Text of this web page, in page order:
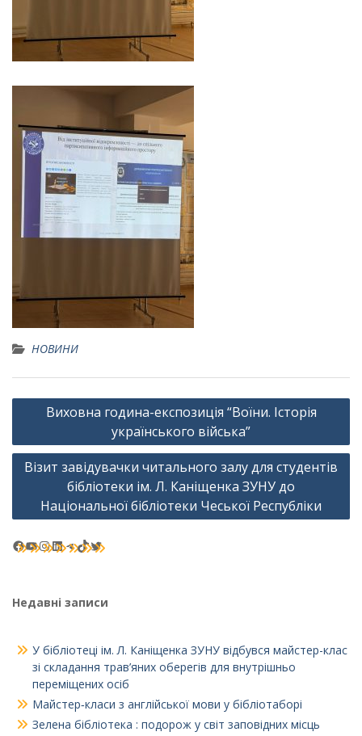
НОВИНИ
Навігація
Виховна година-експозиція “Воїни. Історія
українського війська”
Візит завідувачки читального залу для студентів
бібліотеки ім. Л. Каніщенка ЗУНУ до
Національної бібліотеки Чеської Республіки
Facebook
YouTube
Instagram
LinkedIn
Telegram
TikTok
Twitter
Недавні записи
У бібліотеці ім. Л. Каніщенка ЗУНУ відбувся майстер-клас
зі складання трав’яних оберегів для внутрішньо
переміщених осіб
Майстер‑класи з англійської мови у бібліотаборі
Зелена бібліотека : подорож у світ заповідних місць